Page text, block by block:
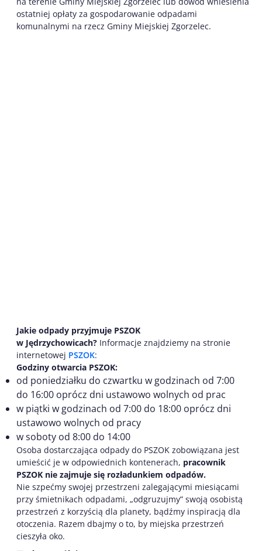
ostatniej opłaty za gospodarowanie odpadami
komunalnymi na rzecz Gminy Miejskiej Zgorzelec.
Jakie odpady przyjmuje PSZOK
w Jędrzychowicach? Informacje znajdziemy na stronie
internetowej PSZOK:
Godziny otwarcia PSZOK:
od poniedziałku do czwartku w godzinach od 7:00
do 16:00 oprócz dni ustawowo wolnych od prac
w piątki w godzinach od 7:00 do 18:00 oprócz dni
ustawowo wolnych od pracy
w soboty od 8:00 do 14:00
Osoba dostarczająca odpady do PSZOK zobowiązana jest
umieścić je w odpowiednich kontenerach, pracownik
PSZOK nie zajmuje się rozładunkiem odpadów.
Nie szpećmy swojej przestrzeni zalegającymi miesiącami
przy śmietnikach odpadami, „odgruzujmy” swoją osobistą
przestrzeń z korzyścią dla planety, bądźmy inspiracją dla
otoczenia. Razem dbajmy o to, by miejska przestrzeń
cieszyła oko.